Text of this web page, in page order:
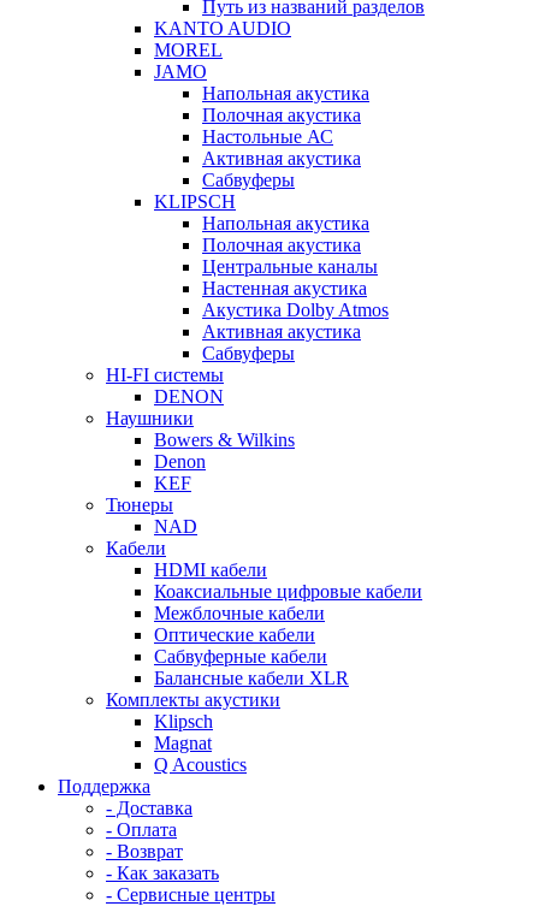
Путь из названий разделов
KANTO AUDIO
MOREL
JAMO
Напольная акустика
Полочная акустика
Настольные АС
Активная акустика
Сабвуферы
KLIPSCH
Напольная акустика
Полочная акустика
Центральные каналы
Настенная акустика
Акустика Dolby Atmos
Активная акустика
Сабвуферы
HI-FI системы
DENON
Наушники
Bowers & Wilkins
Denon
KEF
Тюнеры
NAD
Кабели
HDMI кабели
Коаксиальные цифровые кабели
Межблочные кабели
Оптические кабели
Сабвуферные кабели
Балансные кабели XLR
Комплекты акустики
Klipsch
Magnat
Q Acoustics
Поддержка
- Доставка
- Оплата
- Возврат
- Как заказать
- Сервисные центры